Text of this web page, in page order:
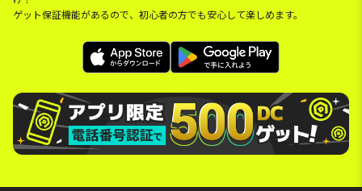
ゲット保証機能があるので、初心者の方でも安心して楽しめます。